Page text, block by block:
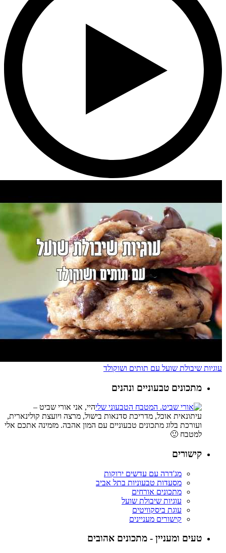
עוגיות שיבולת שועל עם תותים ושוקולד
מתכונים טבעוניים ונהנים
היי, אני אורי שביט –
עיתונאית אוכל, מדריכת סדנאות בישול, מרצה ויועצת קולינארית,
ועורכת בלוג מתכונים טבעוניים עם המון אהבה. מזמינה אתכם אלי
למטבח 🙂
קישורים
מג'דרה עם עדשים ירוקות
מסעדות טבעוניות בתל אביב
מתכונים אורחים
עוגיות שיבולת שועל
עוגת ביסקוויטים
קישורים מעניינים
טעים ומעניין - מתכונים אהובים